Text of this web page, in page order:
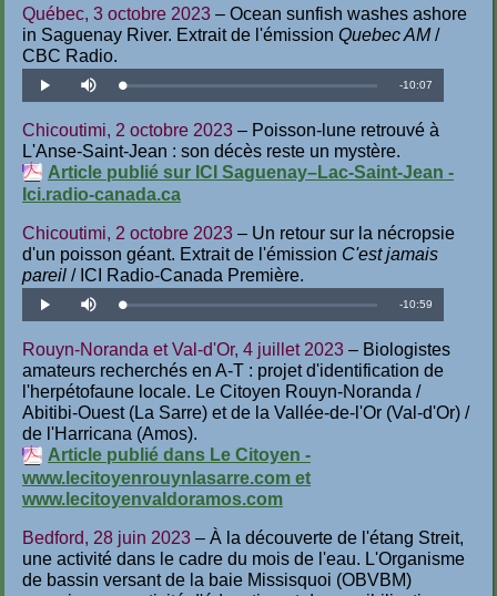
Québec, 3 octobre 2023 – Ocean sunfish washes ashore
in Saguenay River. Extrait de l'émission Quebec AM/
CBC Radio.
Lecture Désactiver
le
Téléchargé:
1.65%
Temps
-10:07
Chicoutimi, 2 octobre 2023 – Poisson-lune retrouvé à
L'Anse-Saint-Jean : son décès reste un mystère.
Article publié sur ICI Saguenay–Lac-Saint-Jean -
Ici.radio-canada.ca
Chicoutimi, 2 octobre 2023 – Un retour sur la nécropsie
d'un poisson géant. Extrait de l'émission C'est jamais
pareil / ICI Radio-Canada Première.
Lecture Désactiver
le
Téléchargé:
1.52%
Temps
-10:59
Rouyn-Noranda et Val-d'Or, 4 juillet 2023 – Biologistes
amateurs recherchés en A-T : projet d'identification de
l'herpétofaune locale. Le Citoyen Rouyn-Noranda /
Abitibi-Ouest (La Sarre) et de la Vallée-de-l'Or (Val-d'Or) /
de l'Harricana (Amos).
Article publié dans Le Citoyen -
www.lecitoyenrouynlasarre.com et
www.lecitoyenvaldoramos.com
Bedford, 28 juin 2023 – À la découverte de l'étang Streit,
une activité dans le cadre du mois de l'eau. L'Organisme
de bassin versant de la baie Missisquoi (OBVBM)